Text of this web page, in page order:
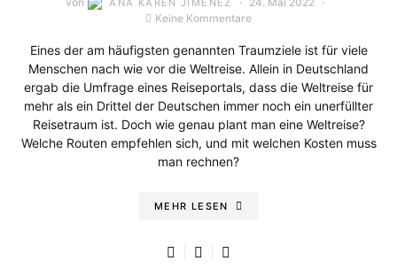
Keine Kommentare
Eines der am häufigsten genannten Traumziele ist für viele
Menschen nach wie vor die Weltreise. Allein in Deutschland
ergab die Umfrage eines Reiseportals, dass die Weltreise für
mehr als ein Drittel der Deutschen immer noch ein unerfüllter
Reisetraum ist. Doch wie genau plant man eine Weltreise?
Welche Routen empfehlen sich, und mit welchen Kosten muss
man rechnen?
MEHR LESEN